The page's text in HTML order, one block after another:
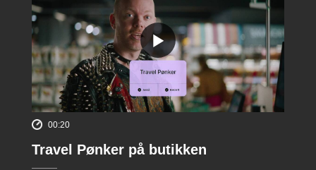
00:20
Travel Pønker på butikken